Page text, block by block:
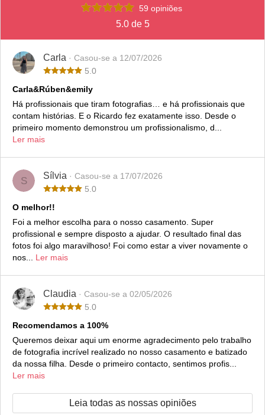
59 opiniões
5.0 de 5
Carla · Casou-se a 12/07/2026
5.0
Carla&Rúben&emily
Há profissionais que tiram fotografias… e há profissionais que
contam histórias. E o Ricardo fez exatamente isso. Desde o
primeiro momento demonstrou um profissionalismo, d...
Ler mais
S Sílvia · Casou-se a 17/07/2026
5.0
O melhor!!
Foi a melhor escolha para o nosso casamento. Super
profissional e sempre disposto a ajudar. O resultado final das
fotos foi algo maravilhoso! Foi como estar a viver novamente o
nos... Ler mais
Claudia · Casou-se a 02/05/2026
5.0
Recomendamos a 100%
Queremos deixar aqui um enorme agradecimento pelo trabalho
de fotografia incrível realizado no nosso casamento e batizado
da nossa filha. Desde o primeiro contacto, sentimos profis...
Ler mais
Leia todas as nossas opiniões